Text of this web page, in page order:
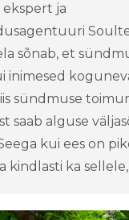
ekspert ja
sõnab, et
inimesed
sündmuse
saab alguse
kui ees on
kindlasti ka